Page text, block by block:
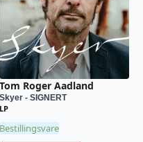
Tom Roger Aadland
Skyer - SIGNERT
LP
Bestillingsvare